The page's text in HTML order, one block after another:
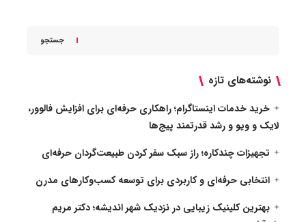
جستجو
نوشته‌های تازه
خرید خدمات اینستاگرام؛ راهکاری حرفه‌ای برای افزایش فالوور،
لایک و ویو و رشد قدرتمند پیج‌ها
تجهیزات چندکاره؛ راز سبک سفر کردن طبیعت‌گردان حرفه‌ای
انتخابی حرفه‌ای و کاربردی برای توسعه کسب‌وکارهای مدرن
بهترین کلینیک زیبایی در نزدیک شهر اندیشه؛ دکتر مریم